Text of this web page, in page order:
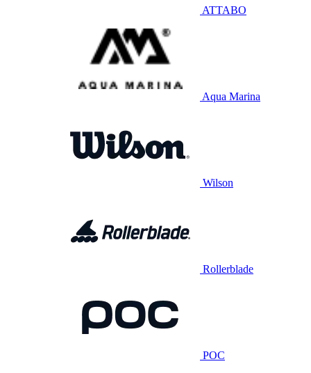
ATTABO
Aqua Marina
Wilson
Rollerblade
POC